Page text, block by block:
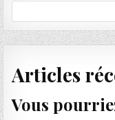
Articles
Vous